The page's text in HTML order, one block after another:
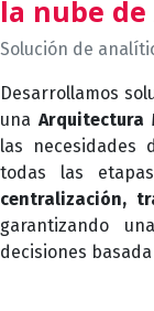
la nube
Solución de
Desarrollamos
una Arquitectura
las necesidades
todas las
centralización,
garantizando
decisiones